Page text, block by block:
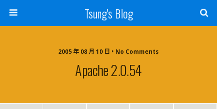
Tsung's Blog
2005 年 08 月 10 日 • No Comments
Apache 2.0.54